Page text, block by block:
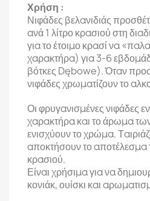
Χρήση :
Νιφάδες βελανιδιάς
ανά 1 λίτρο κρασιού στη
για το έτοιμο κρασί να
χαρακτήρα) για 3-6
βότκες Dębowe). Όταν
νιφάδες χρωματίζουν το
Οι φρυγανισμένες νιφάδες
χαρακτήρα και το άρωμα
ενισχύουν το χρώμα.
αποκτήσουν το αποτέλεσμα
κρασιού.
Είναι χρήσιμα για να
κονιάκ, ουίσκι και